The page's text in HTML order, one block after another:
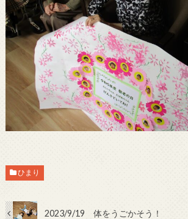
ひまり
2023/9/19 体をうごかそう！